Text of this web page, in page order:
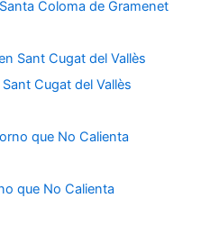
Coloma de Gramenet
Cugat del Vallès
que No Calienta